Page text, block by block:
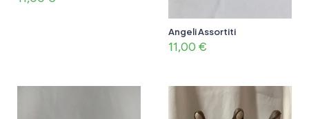
Angeli Assortiti
11,00 €